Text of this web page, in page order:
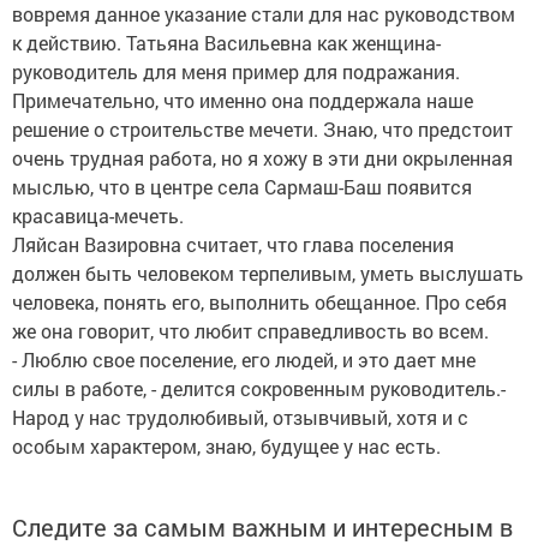
вовремя данное указание стали для нас руководством
к действию. Татьяна Васильевна как женщина-
руководитель для меня пример для подражания.
Примечательно, что именно она поддержала наше
решение о строительстве мечети. Знаю, что предстоит
очень трудная работа, но я хожу в эти дни окрыленная
мыслью, что в центре села Сармаш-Баш появится
красавица-мечеть.
Ляйсан Вазировна считает, что глава поселения
должен быть человеком терпеливым, уметь выслушать
человека, понять его, выполнить обещанное. Про себя
же она говорит, что любит справедливость во всем.
- Люблю свое поселение, его людей, и это дает мне
силы в работе, - делится сокровенным руководитель.-
Народ у нас трудолюбивый, отзывчивый, хотя и с
особым характером, знаю, будущее у нас есть.
Следите за самым важным и интересным в